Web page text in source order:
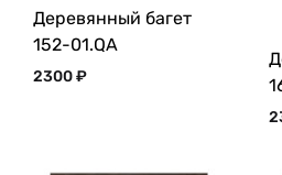
Деревянный багет
152-01.QA
2300₽